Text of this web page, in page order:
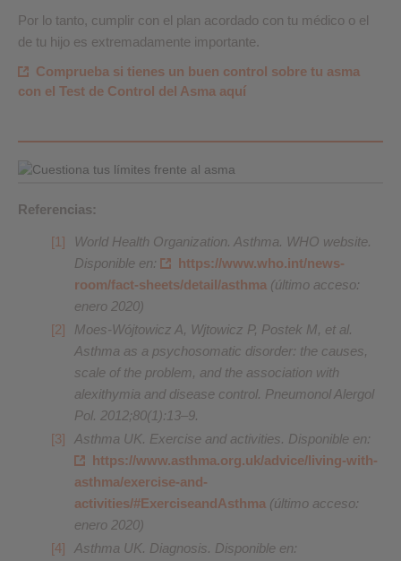
Por lo tanto, cumplir con el plan acordado con tu médico o el
de tu hijo es extremadamente importante.
Comprueba si tienes un buen control sobre tu asma
con el Test de Control del Asma aquí
Referencias:
World Health Organization. Asthma. WHO website.
Disponible en:
https://www.who.int/news-
room/fact-sheets/detail/asthma (último acceso:
enero 2020)
Moes-Wójtowicz A, Wjtowicz P, Postek M, et al.
Asthma as a psychosomatic disorder: the causes,
scale of the problem, and the association with
alexithymia and disease control. Pneumonol Alergol
Pol. 2012;80(1):13–9.
Asthma UK. Exercise and activities. Disponible en:
https://www.asthma.org.uk/advice/living-with-
asthma/exercise-and-
activities/#ExerciseandAsthma (último acceso:
enero 2020)
Asthma UK. Diagnosis. Disponible en: